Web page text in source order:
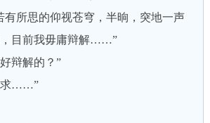
所思的仰视苍穹，半晌，突地一声
，目前我毋庸辩解……”
辩解的？”
……”